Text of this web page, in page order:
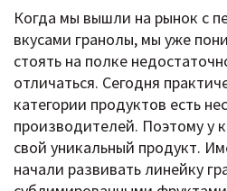
Когда мы вышли на рынок с
вкусами гранолы, мы уже
стоять на полке
отличаться. Сегодня
категории продуктов есть
производителей. Поэтому у
свой уникальный продукт.
начали развивать линейку